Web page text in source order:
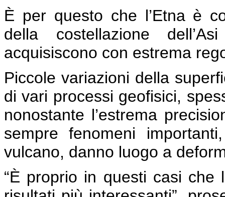
È per questo che l’Etna è
della costellazione
acquisiscono con estrema
Piccole variazioni della
di vari processi geofisici,
nonostante l’estrema
sempre fenomeni
vulcano, danno luogo a
“È proprio in questi casi che